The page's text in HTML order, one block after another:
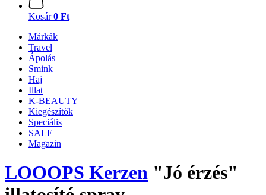
Kosár 0 Ft
Márkák
Travel
Ápolás
Smink
Haj
Illat
K-BEAUTY
Kiegészítők
Speciális
SALE
Magazin
LOOOPS Kerzen "Jó érzés"